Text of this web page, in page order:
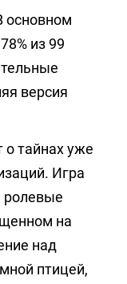
основном
из 99
версия
о тайнах уже
Игра
ролевые
на
над
птицей,